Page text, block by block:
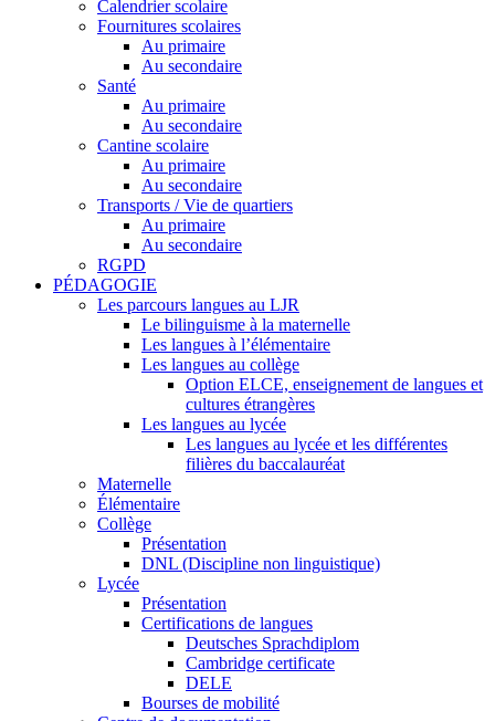
Calendrier scolaire
Fournitures scolaires
Au primaire
Au secondaire
Santé
Au primaire
Au secondaire
Cantine scolaire
Au primaire
Au secondaire
Transports / Vie de quartiers
Au primaire
Au secondaire
RGPD
PÉDAGOGIE
Les parcours langues au LJR
Le bilinguisme à la maternelle
Les langues à l’élémentaire
Les langues au collège
Option ELCE, enseignement de langues et
cultures étrangères
Les langues au lycée
Les langues au lycée et les différentes
filières du baccalauréat
Maternelle
Élémentaire
Collège
Présentation
DNL (Discipline non linguistique)
Lycée
Présentation
Certifications de langues
Deutsches Sprachdiplom
Cambridge certificate
DELE
Bourses de mobilité